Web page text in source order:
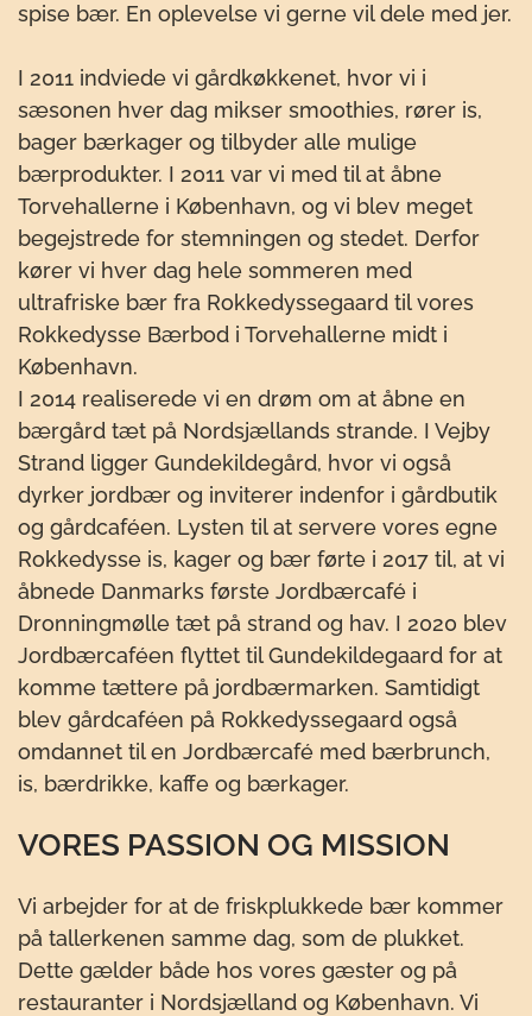
spise bær. En oplevelse vi gerne vil dele med jer.
I 2011 indviede vi gårdkøkkenet, hvor vi i
sæsonen hver dag mikser smoothies, rører is,
bager bærkager og tilbyder alle mulige
bærprodukter. I 2011 var vi med til at åbne
Torvehallerne i København, og vi blev meget
begejstrede for stemningen og stedet. Derfor
kører vi hver dag hele sommeren med
ultrafriske bær fra Rokkedyssegaard til vores
Rokkedysse Bærbod i Torvehallerne midt i
København.
I 2014 realiserede vi en drøm om at åbne en
bærgård tæt på Nordsjællands strande. I Vejby
Strand ligger Gundekildegård, hvor vi også
dyrker jordbær og inviterer indenfor i gårdbutik
og gårdcaféen. Lysten til at servere vores egne
Rokkedysse is, kager og bær førte i 2017 til, at vi
åbnede Danmarks første Jordbærcafé i
Dronningmølle tæt på strand og hav. I 2020 blev
Jordbærcaféen flyttet til Gundekildegaard for at
komme tættere på jordbærmarken. Samtidigt
blev gårdcaféen på Rokkedyssegaard også
omdannet til en Jordbærcafé med bærbrunch,
is, bærdrikke, kaffe og bærkager.
VORES PASSION OG MISSION
Vi arbejder for at de friskplukkede bær kommer
på tallerkenen samme dag, som de plukket.
Dette gælder både hos vores gæster og på
restauranter i Nordsjælland og København. Vi